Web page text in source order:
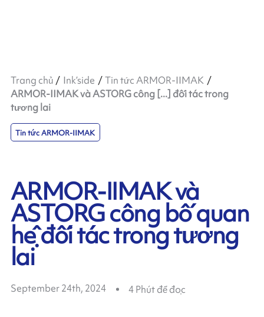
Trang chủ Ink’side
Tin tức ARMOR-IIMAK
ARMOR-IIMAK và ASTORG công [...] đối tác trong
tương lai
Tin tức ARMOR-IIMAK
ARMOR-IIMAK và
ASTORG công bố quan
hệ đối tác trong tương
lai
September 24th, 2024 4Phút để đọc